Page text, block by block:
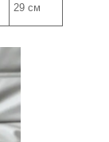
29 см